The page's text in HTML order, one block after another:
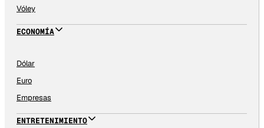
Vóley
ECONOMÍA
Dólar
Euro
Empresas
ENTRETENIMIENTO